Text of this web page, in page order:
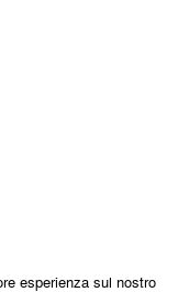
esperienza sul nostro